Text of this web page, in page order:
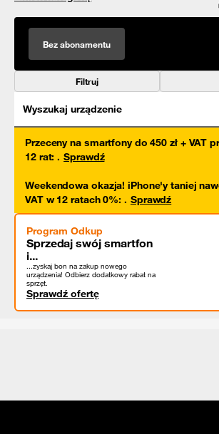
Bez abonamentu
Filtruj
Wyszukaj urządzenie
Przeceny na smartfony do 450 zł + VAT
12 rat: . Sprawdź
Weekendowa okazja! iPhone'y taniej
VAT w 12 ratach 0%: . Sprawdź
Program Odkup
Sprzedaj swój smartfon
i...
...zyskaj bon na zakup nowego
urządzenia! Odbierz dodatkowy rabat na
sprzęt.
Sprawdź ofertę